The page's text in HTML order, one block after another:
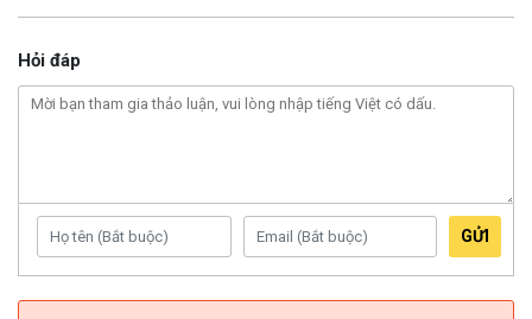
Hỏi đáp
GỬI